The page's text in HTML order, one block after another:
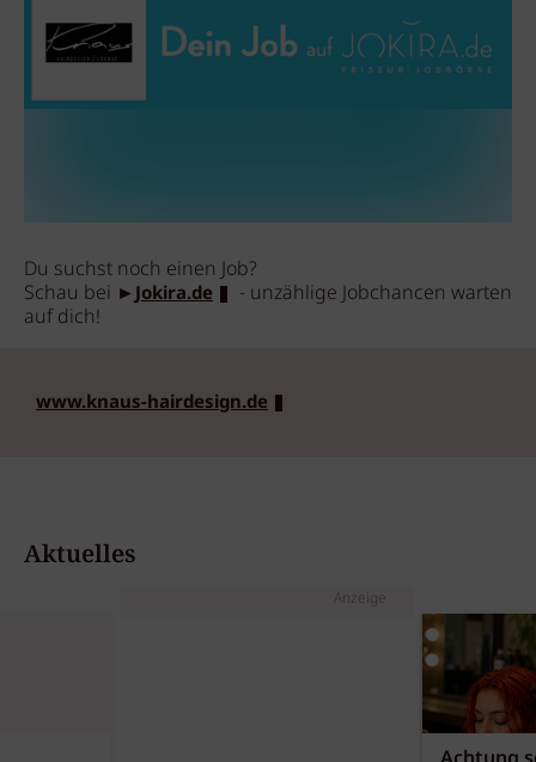
Du suchst noch einen Job?
Schau bei ►Jokira.de
- unzählige Jobchancen warten
auf dich!
www.knaus-hairdesign.de
Aktuelles
Anzeige